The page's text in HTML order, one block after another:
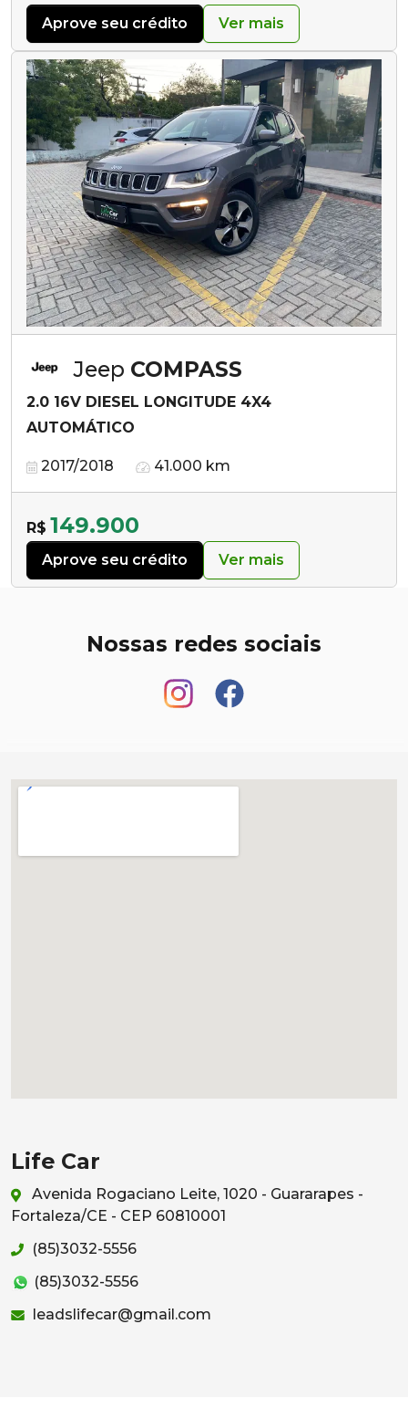
Aprove seu crédito Ver mais
Jeep COMPASS
2.0 16V DIESEL LONGITUDE 4X4
AUTOMÁTICO
2017/2018 41.000 km
R$ 149.900
Aprove seu crédito Ver mais
Nossas redes sociais
Life Car
Avenida Rogaciano Leite, 1020 - Guararapes -
Fortaleza/CE - CEP 60810001
(85)3032-5556
(85)3032-5556
leadslifecar@gmail.com